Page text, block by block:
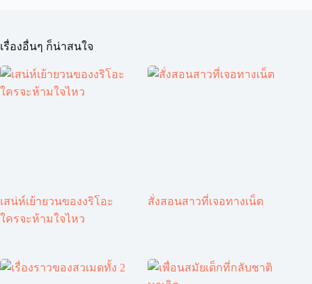
เรื่องอื่นๆ ก็น่าสนใจ
เสน่ห์เย้ายวนของงริโอะ
ใครจะห้ามใจไหว
สั่งสอนสาวที่เจอทางเน็ต